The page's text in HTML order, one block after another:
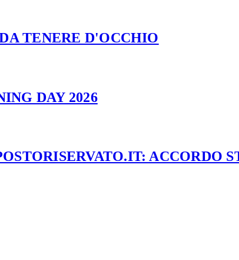
TENERE D'OCCHIO
DAY 2026
ACCORDO